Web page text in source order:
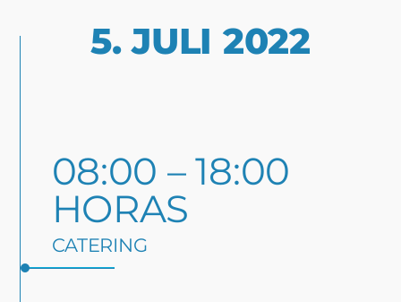
5. JULI 2022
08:00 – 18:00
HORAS
CATERING